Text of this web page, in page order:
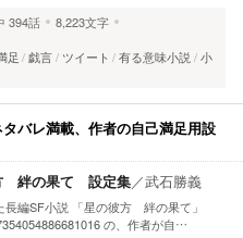
394話
8,223文字
足 戯言 ツイート 有る意味小説 小
バレ満載、作者の自己満足用設
絆の果て 設定集／武石勝義
長編SF小説 「星の彼方 絆の果て」
の、作者が自…